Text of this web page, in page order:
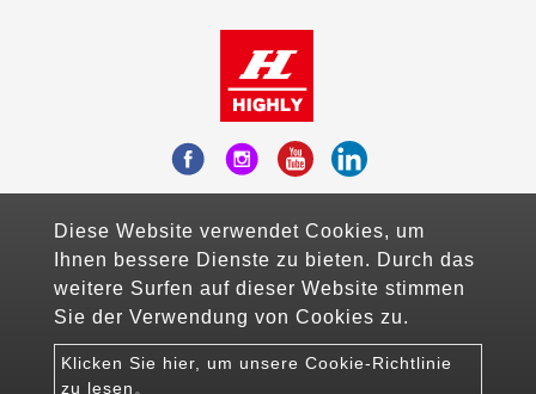
Diese Website verwendet Cookies, um
Ihnen bessere Dienste zu bieten. Durch das
weitere Surfen auf dieser Website stimmen
Sie der Verwendung von Cookies zu.
Klicken Sie hier, um unsere Cookie-Richtlinie
zu lesen。
Zhonghe District , New Taipei City, Taiwan
Mail：sales@highlyelec.com.tw
TEL：+886-2-8226-1490
FAX：+886-2-8226-1600
Copyright © 2026 Highly Electric Co., Ltd All rights